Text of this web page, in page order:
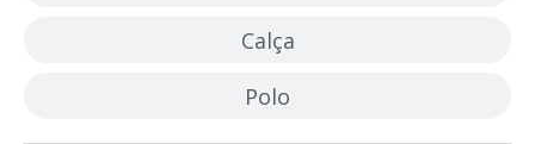
Calça
Polo